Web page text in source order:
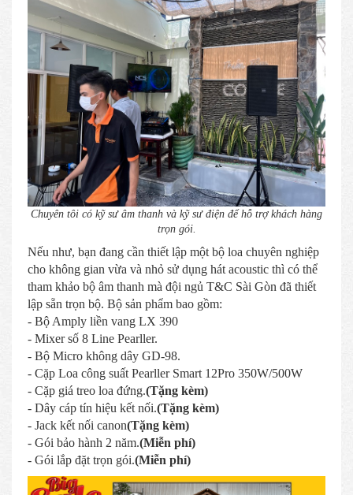
Chuyên tôi có kỹ sư âm thanh và kỹ sư điện để hỗ trợ khách hàng
trọn gói.
Nếu như, bạn đang cần thiết lập một bộ loa chuyên nghiệp
cho không gian vừa và nhỏ sử dụng hát acoustic thì có thể
tham khảo bộ âm thanh mà đội ngủ T&C Sài Gòn đã thiết
lập sẵn trọn bộ. Bộ sản phẩm bao gồm:
- Bộ Amply liền vang LX 390
- Mixer số 8 Line Pearller.
- Bộ Micro không dây GD-98.
- Cặp Loa công suất Pearller Smart 12Pro 350W/500W
- Cặp giá treo loa đứng.(Tặng kèm)
- Dây cáp tín hiệu kết nối.(Tặng kèm)
- Jack kết nối canon(Tặng kèm)
- Gói bảo hành 2 năm.(Miễn phí)
- Gói lắp đặt trọn gói.(Miễn phí)